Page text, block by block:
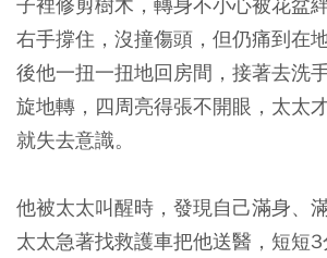
右手撐住，沒撞傷頭，但仍痛到在
後他一扭一扭地回房間，接著去洗
旋地轉，四周亮得張不開眼 ，太太
就失去意識。
他被太太叫醒時，發現自己滿身、
太太急著找救護車把他送醫，短短